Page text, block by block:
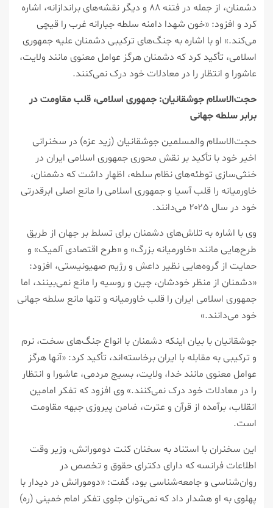
دشمنان، از جمله در فتنه ۸۸ و دیگر نقشه‌های براندازانه، اشاره
کرد و افزود: «خون شهدا دامنه سلطه جبارانه غرب را قیچی
می‌کند.» او با اشاره به جنگ‌های ترکیبی دشمنان علیه جمهوری
اسلامی، تأکید کرد که دشمنان هرگز عوامل معنوی مانند ولایت،
عاشورا و انتظار را در معادلات خود درک نمی‌کنند.
حجت‌الاسلام جوشقانیان: جمهوری اسلامی، قلب مقاومت در
برابر سلطه جهانی
حجت‌الاسلام والمسلمین جوشقانیان (زید عزه) در سخنرانی
اخیر خود با تأکید بر نقش محوری جمهوری اسلامی ایران در
خنثی‌سازی توطئه‌های نظام سلطه، اظهار داشت که دشمنان،
خاورمیانه را قلب آسیا و جمهوری اسلامی را مانع اصلی ابرقدرتی
خود در سال ۲۰۲۵ می‌دانند.
وی با اشاره به تلاش‌های دشمنان برای تسلط بر جهان از طریق
طرح‌هایی مانند «خاورمیانه بزرگ» و «طرح اقتصادی آلمیک» و
حمایت از گروه‌هایی نظیر داعش و رژیم صهیونیستی، افزود:
«دشمنان از منظر خودشان، چین و روسیه را مانع نمی‌بینند، اما
جمهوری اسلامی ایران را قلب خاورمیانه و تنها مانع سلطه جهانی
خود می‌دانند.»
جوشقانیان با بیان اینکه دشمنان با انواع جنگ‌های سخت، نرم
و ترکیبی به مقابله با ایران برخاسته‌اند، تأکید کرد: «آنها هرگز
عوامل معنوی مانند خدا، ولایت، بسیج مردمی، عاشورا و انتظار
را در معادلات خود درک نمی‌کنند.» وی افزود که تفکر امامین
انقلاب، برآمده از قرآن و عترت، ضامن پیروزی جبهه مقاومت
است.
این سخنران با استناد به سخنان کنت دومورانش، وزیر وقت
اطلاعات فرانسه که دارای دکترای حقوق و تخصص در
روان‌شناسی و جامعه‌شناسی بود، گفت: «دومورانش در دیدار با
پهلوی به او هشدار داد که نمی‌توان جلوی تفکر امام خمینی (ره)